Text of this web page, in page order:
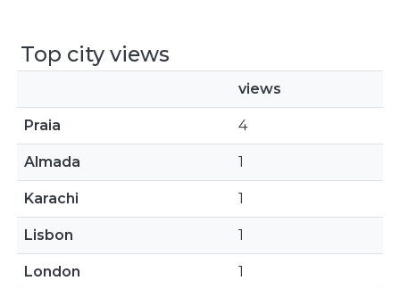
Top city views
views
Praia 4
Almada 1
Karachi 1
Lisbon 1
London 1